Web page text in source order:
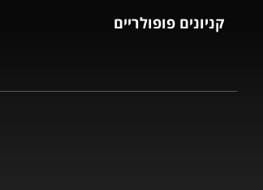
קניונים פופולריים